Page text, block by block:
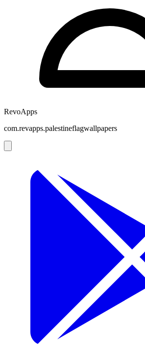
RevoApps
com.revapps.palestineflagwallpapers